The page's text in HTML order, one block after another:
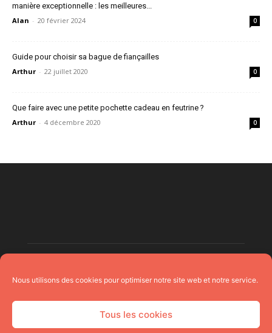
Nous utilisons des cookies pour optimiser notre site web et notre service.
Tous les cookies
manière exceptionnelle : les meilleures...
Alan - 20 février 2024 0
Guide pour choisir sa bague de fiançailles
Arthur - 22 juillet 2020 0
Que faire avec une petite pochette cadeau en feutrine ?
Arthur - 4 décembre 2020 0